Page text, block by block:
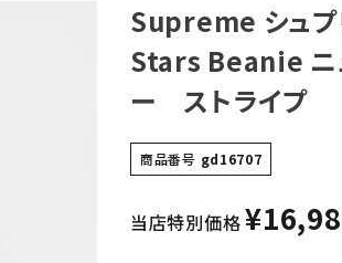
Supreme シュ
Stars Beanie ニ
ー ストライプ
商品番号 gd16707
当店特別価格¥